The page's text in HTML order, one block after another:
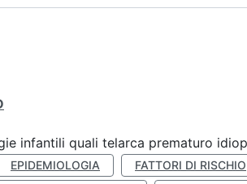
infantili quali telarca prematuro
EPIDEMIOLOGIA FATTORI DI RISCHIO